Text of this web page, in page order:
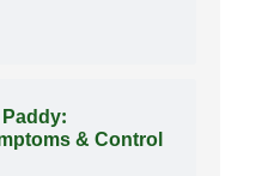
& Control